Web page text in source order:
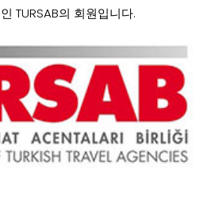
TURSAB의 회원입니다.